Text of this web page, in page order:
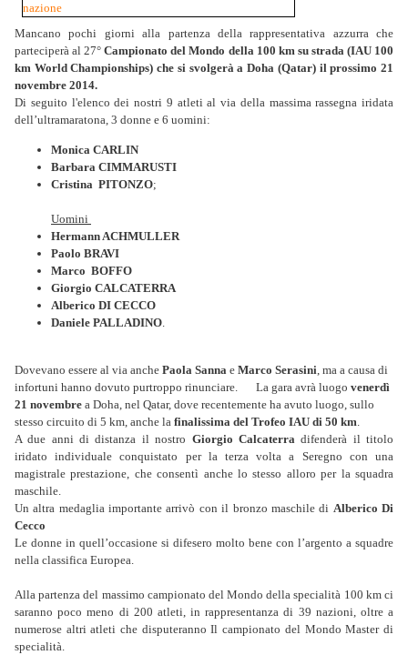
Mancano pochi giorni alla partenza della rappresentativa azzurra che
parteciperà al 27° Campionato del Mondo della 100 km su strada (IAU 100
km World Championships) che si svolgerà a Doha (Qatar) il prossimo 21
novembre 2014.
Di seguito l'elenco dei nostri 9 atleti al via della massima rassegna iridata
dell’ultramaratona, 3 donne e 6 uomini:
Monica CARLIN
Barbara CIMMARUSTI
Cristina PITONZO;
Uomini
Hermann ACHMULLER
Paolo BRAVI
Marco BOFFO
Giorgio CALCATERRA
Alberico DI CECCO
Daniele PALLADINO.
Dovevano essere al via anche Paola Sanna e Marco Serasini, ma a causa di
infortuni hanno dovuto purtroppo rinunciare.
La gara avrà luogo venerdì
21 novembre a Doha, nel Qatar, dove recentemente ha avuto luogo, sullo
stesso circuito di 5 km, anche la finalissima del Trofeo IAU di 50 km.
A due anni di distanza il nostro Giorgio Calcaterradifenderà il titolo
iridato individuale conquistato per la terza volta a Seregno con una
magistrale prestazione, che consentì anche lo stesso alloro per la squadra
maschile.
Un altra medaglia importante arrivò con il bronzo maschile di Alberico Di
Cecco
Le donne in quell’occasione si difesero molto bene con l’argento a squadre
nella classifica Europea.
Alla partenza del massimo campionato del Mondo della specialità 100 km ci
saranno poco meno di 200 atleti, in rappresentanza di 39 nazioni, oltre a
numerose altri atleti che disputeranno Il campionato del Mondo Master di
specialità.